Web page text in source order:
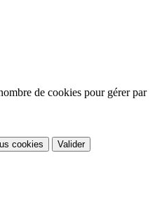
de cookies pour gérer par
cookies Valider